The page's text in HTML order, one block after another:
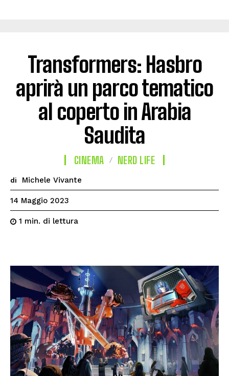
Transformers: Hasbro
aprirà un parco tematico
al coperto in Arabia
Saudita
CINEMA NERD LIFE
di Michele Vivante
14 Maggio 2023
1 min. di lettura